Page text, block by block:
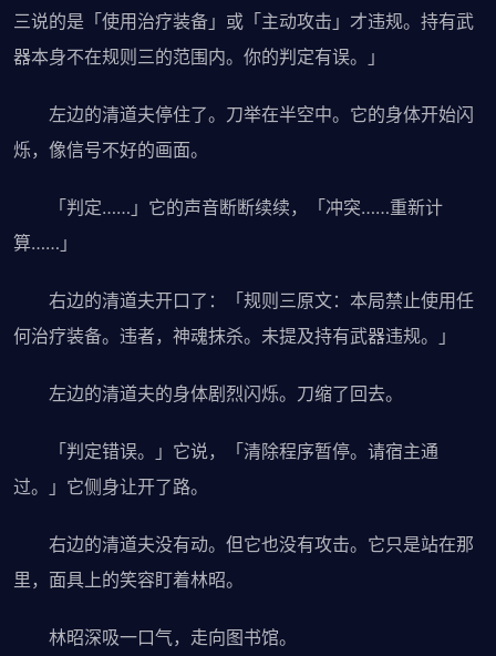
三说的是「使用治疗装备」或「主动攻击」才违规。持有武
器本身不在规则三的范围内。你的判定有误。」
左边的清道夫停住了。刀举在半空中。它的身体开始闪
烁，像信号不好的画面。
「判定……」它的声音断断续续，「冲突……重新计
算……」
右边的清道夫开口了：「规则三原文：本局禁止使用任
何治疗装备。违者，神魂抹杀。未提及持有武器违规。」
左边的清道夫的身体剧烈闪烁。刀缩了回去。
「判定错误。」它说，「清除程序暂停。请宿主通
过。」它侧身让开了路。
右边的清道夫没有动。但它也没有攻击。它只是站在那
里，面具上的笑容盯着林昭。
林昭深吸一口气，走向图书馆。